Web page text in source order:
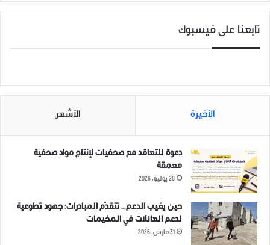
مفهوم السلم الأهلي.
28 يوليو، 2021
مساعي اليوم لترسيخ السلم
في "ديجتال نيوز"
مستقبل سوري آمن مقوماته
سلم أهلي مجتمعي مبني على
تطبيقات العدالة الانتقالية
في "فيديوهات عامة"
تابعنا على فيسبوك
الأخيرة الأشهر
دعوة للتعاقد مع صحفيات لإنتاج مواد صحفية
معمقة
28 يوليو، 2026
حين يغيب الدعم… تتقدّم المبادرات: جهود تطوعية
لدعم العائلات في المخيمات
31 مارس، 2026